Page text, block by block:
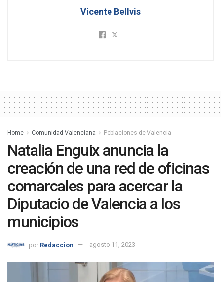
Vicente Bellvis
Home Comunidad Valenciana Poblaciones de Valencia
Natalia Enguix anuncia la
creación de una red de oficinas
comarcales para acercar la
Diputacio de Valencia a los
municipios
por Redaccion agosto 11, 2023